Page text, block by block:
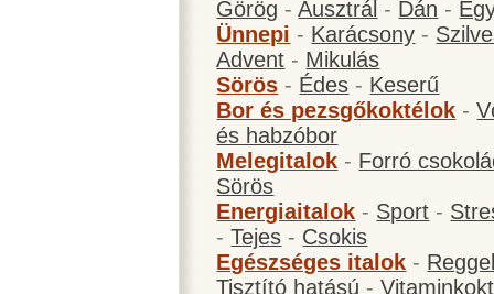
Görög -Ausztrál - Dán -
Ünnepi - Karácsony -
Advent - Mikulás
Sörös - Édes - Keserű
Bor és pezsgőkoktélok -
és habzóbor
Melegitalok - Forró
Sörös
Energiaitalok - Sport -
-Tejes - Csokis
Egészséges italok -
Tisztító hatású -